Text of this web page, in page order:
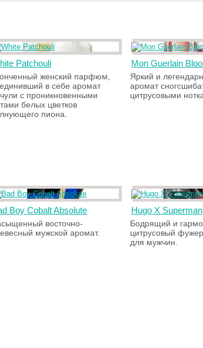
Patchouli
женский парфюм,
в себе аромат
с проникновенными
белых цветков
пиона.
Mon Guerlain
Яркий и
аромат
цитрусовыми
Boy Cobalt Absolute
восточно-
мужской аромат.
Hugo X Superman
Бодрящий и
цитрусовый
для мужчин.